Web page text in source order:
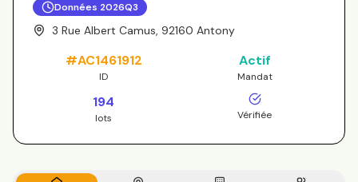
Données 2026Q3
3 Rue Albert Camus, 92160 Antony
#AC1461912
ID
Actif
Mandat
194
lots Vérifiée